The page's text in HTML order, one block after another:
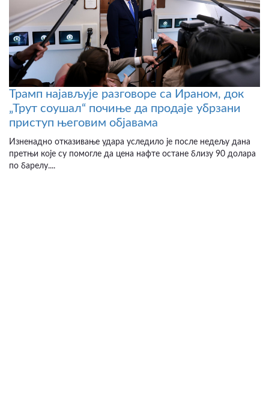
Трамп најављује разговоре са Ираном, док
„Трут соушал“ почиње да продаје убрзани
приступ његовим објавама
Изненадно отказивање удара уследило је после недељу дана
претњи које су помогле да цена нафте остане близу 90 долара
по барелу....